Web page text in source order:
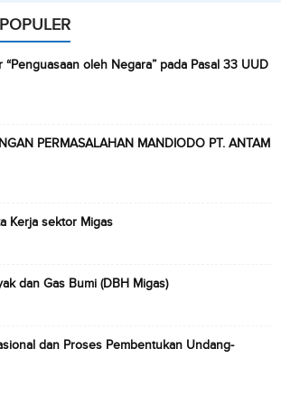
“Penguasaan oleh Negara” pada Pasal 33 UUD
PERMASALAHAN MANDIODO PT. ANTAM
Kerja sektor Migas
dan Gas Bumi (DBH Migas)
dan Proses Pembentukan Undang-